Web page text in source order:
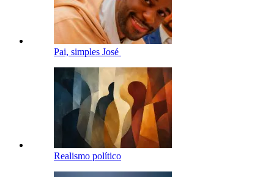
Pai, simples José
Realismo político